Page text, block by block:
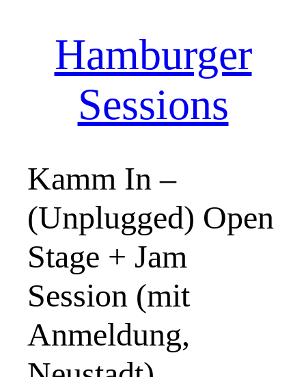
Hamburger
Sessions
Kamm In –
(Unplugged) Open
Stage + Jam
Session (mit
Anmeldung,